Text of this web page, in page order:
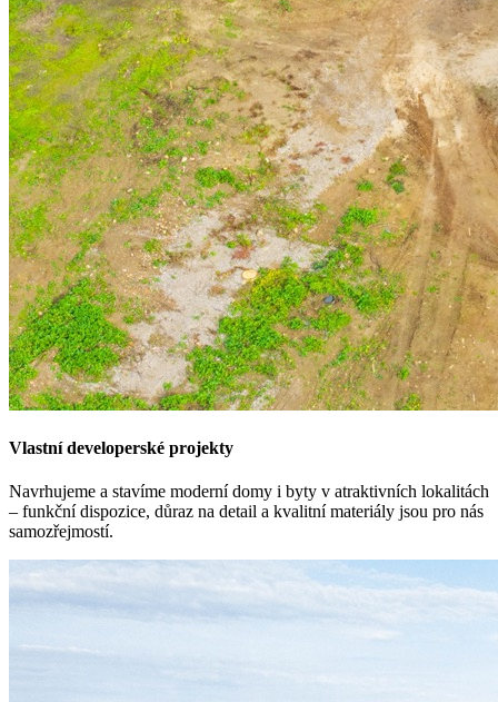
Vlastní developerské projekty
Navrhujeme a stavíme moderní domy i byty v atraktivních lokalitách
– funkční dispozice, důraz na detail a kvalitní materiály jsou pro nás
samozřejmostí.